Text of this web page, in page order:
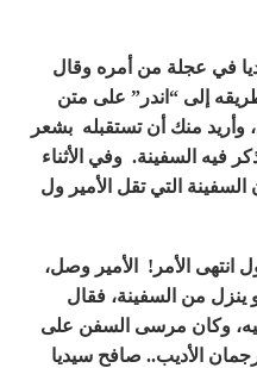
في عجلة من أمره وقال
إلى “اندر” على متن
وأريد منك أن تستقبله بشعر
فيه السفينة. وفي الأثناء
التي تقل الأمير ول
انتهى الأمر! الأمير وصل،
ينزل من السفينة، فقال
وكان مرسى السفن على
الأديب.. صافح سيديا